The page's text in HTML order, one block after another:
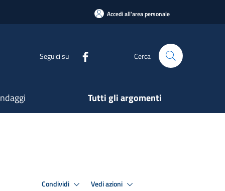
Accedi all'area personale
Seguici su Cerca
Tutti gli argomenti
Condividi Vedi azioni